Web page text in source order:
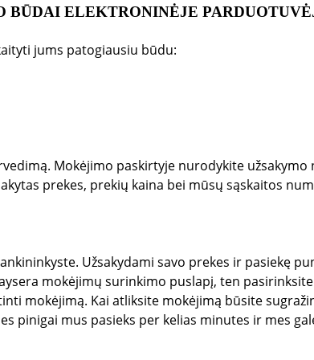
BŪDAI ELEKTRONINĖJE
jums patogiausiu būdu:
Mokėjimo paskirtyje nurodykite
prekes, prekių kaina bei mūsų sąskaitos
Užsakydami savo prekes ir pasiekę
mokėjimų surinkimo puslapį, ten
mokėjimą. Kai atliksite mokėjimą būsite
pinigai mus pasieks per kelias minutes ir mes